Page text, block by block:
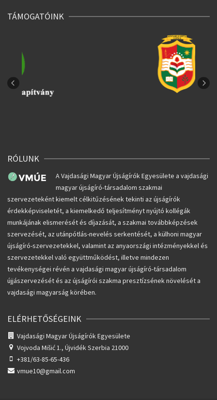
TÁMOGATÓINK
RÓLUNK
A Vajdasági Magyar Újságírók Egyesülete a vajdasági
magyar újságíró-társadalom szakmai
szervezeteként kiemelt célkitűzésének tekinti az újságírók
érdekképviseletét, a kiemelkedő teljesítményt nyújtó kollégák
munkájának elismerését és díjazását, a szakmai továbbképzések
szervezését, az utánpótlás-nevelés serkentését, a külhoni magyar
újságíró-szervezetekkel, valamint az anyaországi intézményekkel és
szervezetekkel való együttműködést, illetve mindezen
tevékenységei révén a vajdasági magyar újságíró-társadalom
újjászervezését és az újságírói szakma presztízsének növelését a
vajdasági magyarság körében.
ELÉRHETŐSÉGEINK
Vajdasági Magyar Újságírók Egyesülete
Vojvoda Mišić 1., Újvidék Szerbia 21000
+381/63-85-65-436
vmue10@gmail.com